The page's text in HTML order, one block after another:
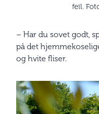
feil.
– Har du sovet godt,
på det
og hvite fliser.